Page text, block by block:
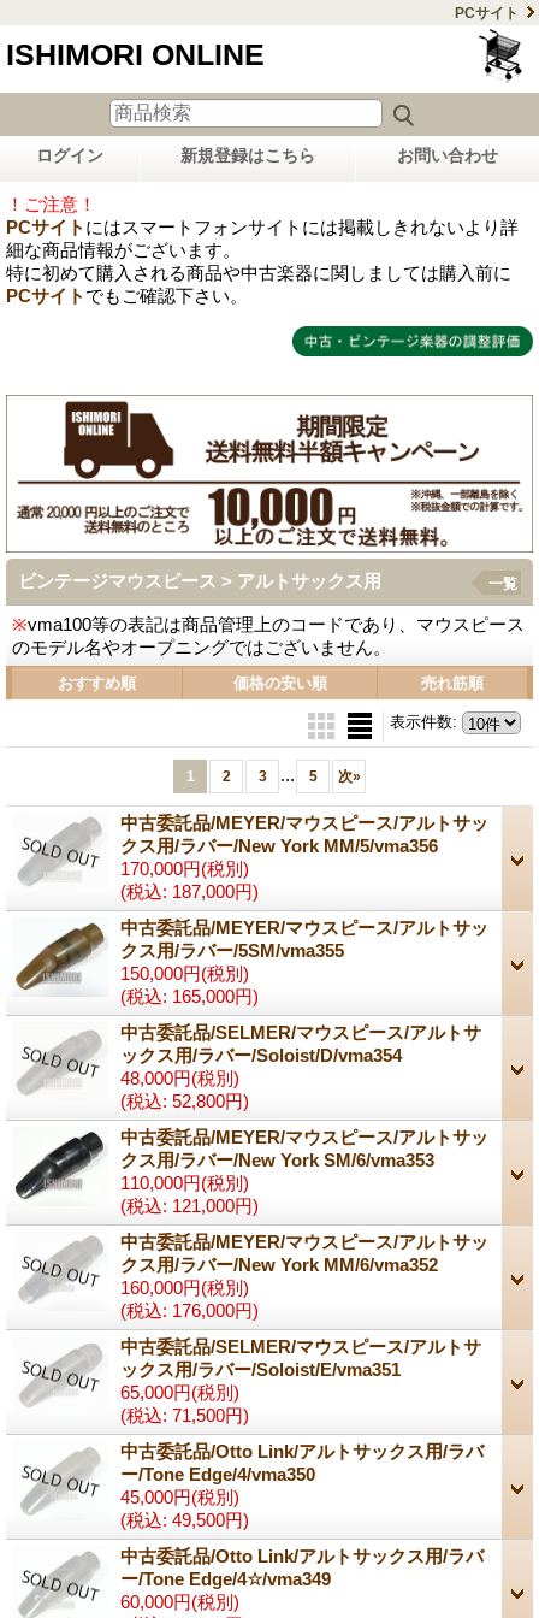
PCサイト
ISHIMORI ONLINE
ログイン 新規登録はこちら お問い合わせ
！ご注意！
PCサイト にはスマートフォンサイトには掲載しきれないより詳
細な商品情報がございます。
特に初めて購入される商品や中古楽器に関しましては購入前に
PCサイト でもご確認下さい。
ビンテージマウスピース > アルトサックス用
※vma100等の表記は商品管理上のコードであり、マウスピース
のモデル名やオープニングではございません。
一覧
おすすめ順 価格の安い順 売れ筋順
表示件数:
1 2 3 ... 5 次»
中古委託品/MEYER/マウスピース/アルトサッ
クス用/ラバー/New York MM/5/vma356
170,000円(税別)
(税込: 187,000円)
中古委託品/MEYER/マウスピース/アルトサッ
クス用/ラバー/5SM/vma355
150,000円(税別)
(税込: 165,000円)
中古委託品/SELMER/マウスピース/アルトサ
ックス用/ラバー/Soloist/D/vma354
48,000円(税別)
(税込: 52,800円)
中古委託品/MEYER/マウスピース/アルトサッ
クス用/ラバー/New York SM/6/vma353
110,000円(税別)
(税込: 121,000円)
中古委託品/MEYER/マウスピース/アルトサッ
クス用/ラバー/New York MM/6/vma352
160,000円(税別)
(税込: 176,000円)
中古委託品/SELMER/マウスピース/アルトサ
ックス用/ラバー/Soloist/E/vma351
65,000円(税別)
(税込: 71,500円)
中古委託品/Otto Link/アルトサックス用/ラバ
ー/Tone Edge/4/vma350
45,000円(税別)
(税込: 49,500円)
中古委託品/Otto Link/アルトサックス用/ラバ
ー/Tone Edge/4☆/vma349
60,000円(税別)